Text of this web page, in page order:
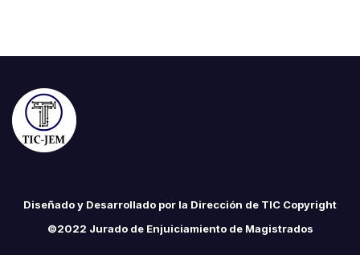
Diseñado y Desarrollado por la Dirección de TIC Copyright
©2022 Jurado de Enjuiciamiento de Magistrados